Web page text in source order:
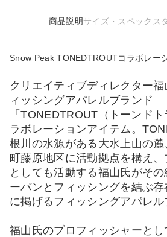
商品説明サイズ・スペック ス
Snow Peak TONEDTROUTコラボレー
クリエイティブディレクター
ィッシングアパレルブランド
「TONEDTROUT（トーンド
ラボレーションアイテム。
根川の水源がある大水上山の
町藤原地区に活動拠点を構え
としても活動する福山氏がそ
ーバンとフィッシングを結ぶ存
に掲げるフィッシングアパレル
福山氏のプロフィッシャーと